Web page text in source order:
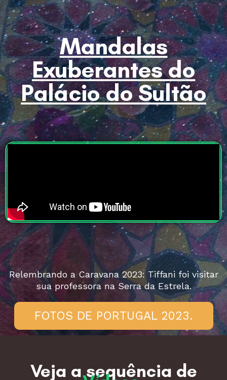
Mandalas
Exuberantes do
Palácio do Sultão
Relembrando a Caravana 2023: Tiffani foi visitar
sua professora na Serra da Estrela.
FOTOS DE PORTUGAL 2023.
Veja a sequência de